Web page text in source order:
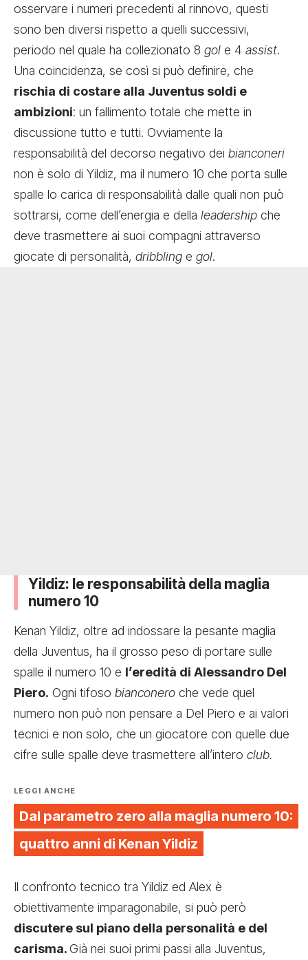
osservare i numeri precedenti al rinnovo, questi
sono ben diversi rispetto a quelli successivi,
periodo nel quale ha collezionato 8 gol e 4 assist.
Una coincidenza, se così si può definire, che
rischia di costare alla Juventus soldi e
ambizioni: un fallimento totale che mette in
discussione tutto e tutti. Ovviamente la
responsabilità del decorso negativo dei bianconeri
non è solo di Yildiz, ma il numero 10 che porta sulle
spalle lo carica di responsabilità dalle quali non può
sottrarsi, come dell’energia e della leadership che
deve trasmettere ai suoi compagni attraverso
giocate di personalità, dribbling e gol.
Yildiz: le responsabilità della maglia
numero 10
Kenan Yildiz, oltre ad indossare la pesante maglia
della Juventus, ha il grosso peso di portare sulle
spalle il numero 10 e l’eredità di Alessandro Del
Piero. Ogni tifoso bianconero che vede quel
numero non può non pensare a Del Piero e ai valori
tecnici e non solo, che un giocatore con quelle due
cifre sulle spalle deve trasmettere all’intero club.
LEGGI ANCHE
Dal parametro zero alla maglia numero 10:
quattro anni di Kenan Yildiz
Il confronto tecnico tra Yildiz ed Alex è
obiettivamente imparagonabile, si può però
discutere sul piano della personalità e del
carisma.Già nei suoi primi passi alla Juventus,